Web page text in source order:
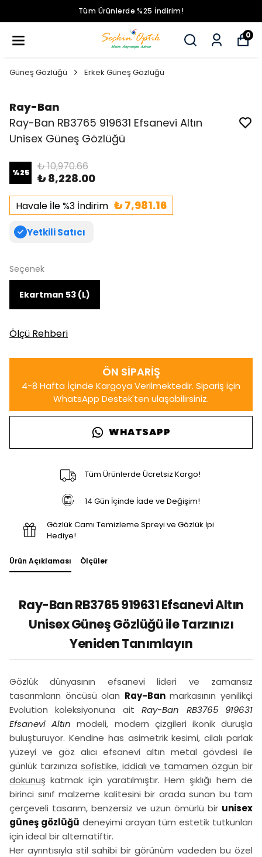
Tüm Ürünlerde %25 İndirim!
0
Güneş Gözlüğü Erkek Güneş Gözlüğü
Ray-Ban
Ray-Ban RB3765 919631 Efsanevi Altın
Unisex Güneş Gözlüğü
%25 ₺ 10,970.66
₺ 8,228.00
Havale İle %3 İndirim ₺ 7,981.16
Yetkili Satıcı
Seçenek
Ekartman 53 (L)
Ölçü Rehberi
WHATSAPP
Tüm Ürünlerde Ücretsiz Kargo!
14 Gün İçinde İade ve Değişim!
Gözlük Camı Temizleme Spreyi ve Gözlük İpi
Hediye!
Ürün Açıklaması Ölçüler
Ray-Ban RB3765 919631 Efsanevi Altın
Unisex Güneş Gözlüğü ile Tarzınızı
Yeniden Tanımlayın
Gözlük dünyasının efsanevi lideri ve zamansız
tasarımların öncüsü olan Ray-Ban markasının yenilikçi
Evolution koleksiyonuna aitRay-Ban RB3765 919631
Efsanevi Altın modeli, modern çizgileri ikonik duruşla
buluşturuyor. Kendine has asimetrik kesimi, cilalı parlak
yüzeyi ve göz alıcı efsanevi altın metal gövdesi ile
günlük tarzınıza sofistike, iddialı ve tamamen özgün bir
dokunuş katmak için yaratılmıştır. Hem şıklığı hem de
birinci sınıf malzeme kalitesini bir arada sunan bu tam
çerçeveli tasarım, benzersiz ve uzun ömürlü bir unisex
güneş gözlüğü deneyimi arayan tüm estetik tutkunları
için ideal bir alternatiftir.
Her ayrıntısıyla stil sahibi bir görünüm vadeden bu özel